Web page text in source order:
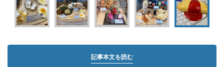
記事本文を読む